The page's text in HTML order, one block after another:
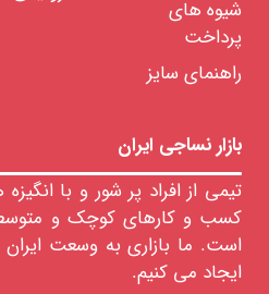
رنگ
های
نساجی
مواد
شیمیایی
نساجی
شیوه های
پرداخت
راهنمای سایز
بازار نساجی ایران
تیمی از افراد پر شور و با
کسب و کارهای کوچک و
است. ما بازاری به وسعت
ایجاد می کنیم.